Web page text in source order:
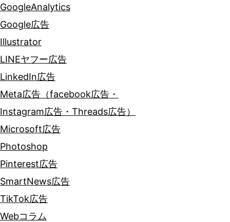
GoogleAnalytics
Google広告
Illustrator
LINEヤフー広告
LinkedIn広告
Meta広告（facebook広告・
Instagram広告・Threads広告）
Microsoft広告
Photoshop
Pinterest広告
SmartNews広告
TikTok広告
Webコラム